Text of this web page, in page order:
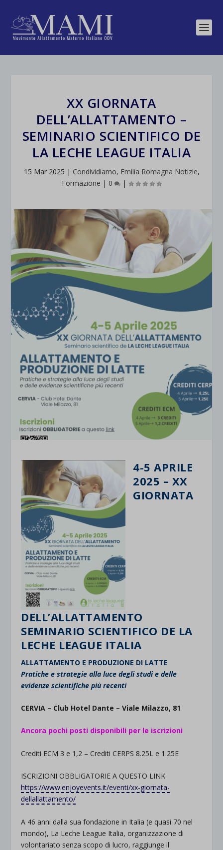
XX GIORNATA
DELL’ALLATTAMENTO –
SEMINARIO SCIENTIFICO DE
LA LECHE LEAGUE ITALIA
15 Mar 2025 | Condividiamo, Emilia Romagna Notizie,
Formazione | 0 |
4-5 APRILE
2025 – XX
GIORNATA
DELL’ALLATTAMENTO
SEMINARIO SCIENTIFICO DE LA
LECHE LEAGUE ITALIA
ALLATTAMENTO E PRODUZIONE DI LATTE
Pratiche e strategie alla luce degli studi e delle
evidenze scientifiche più recenti
CERVIA – Club Hotel Dante – Viale Milazzo, 81
Ancora pochi posti disponibili per le iscrizioni
Crediti ECM 3 e 1,2 – Crediti CERPS 8.25L e 1.25E
ISCRIZIONI OBBLIGATORIE A QUESTO LINK
https://www.enjoyevents.it/eventi/xx-giornata-
dellallattamento/
A 46 anni dalla sua fondazione in Italia (e quasi 70 nel
mondo), La Leche League Italia, organizzazione di
volontariato senza scopo di lucro, raggiunge il